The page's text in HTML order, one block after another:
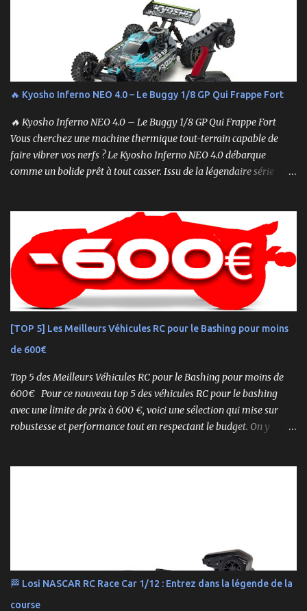
🔥 Kyosho Inferno NEO 4.0 – Le Buggy 1/8 GP Qui Frappe Fort
🔥 Kyosho Inferno NEO 4.0 – Le Buggy 1/8 GP Qui Frappe Fort
Vous cherchez une machine thermique tout-terrain capable de
faire vibrer vos nerfs ? Le Kyosho Inferno NEO 4.0 débarque
comme un bolide prêt à tout casser. Issu de la légendaire série
de boîte. 🏆 Héritage de Compétition, Prêt pour l’Aventure Basé sur
une plateforme au palmarès impressionnant — dont plusieurs
titres de champion du monde — le NEO 4.0 est conçu pour la
performance pure. Que vous soyez débutant ou mordu confirmé ,
ce buggy offre une prise en main rapide , une construction robuste
et une conduite précise , aussi bien sur piste que sur terrain
assemblé Moteur thermique KE21SP avec lanceur manuel
Électronique installée Carrosserie peinte et décorée Radio à volant
[TOP 5] Les Meilleurs Véhicules RC pour le Bashing pour moins
de 600€
Top 5 des Meilleurs Véhicules RC pour le Bashing pour moins de
600€ Pour ce nouveau top 5 des véhicules RC pour le bashing
avec une limite de prix à 600 €, voici une sélection qui mise sur
robustesse et performance tout en respectant le budget. On y
🏁 Losi NASCAR RC Race Car 1/12 : Entrez dans la légende de la
course